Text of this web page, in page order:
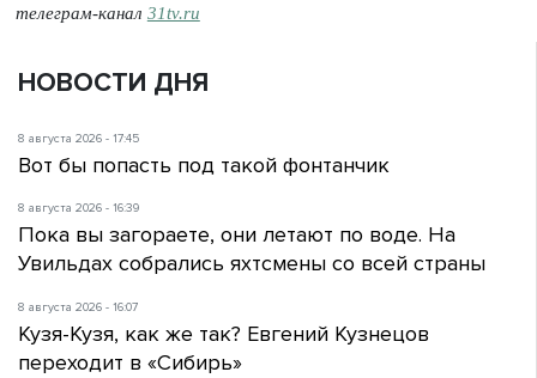
телеграм-канал 31tv.ru
НОВОСТИ ДНЯ
8 августа 2026 - 17:45
Вот бы попасть под такой фонтанчик
8 августа 2026 - 16:39
Пока вы загораете, они летают по воде. На
Увильдах собрались яхтсмены со всей страны
8 августа 2026 - 16:07
Кузя-Кузя, как же так? Евгений Кузнецов
переходит в «Сибирь»